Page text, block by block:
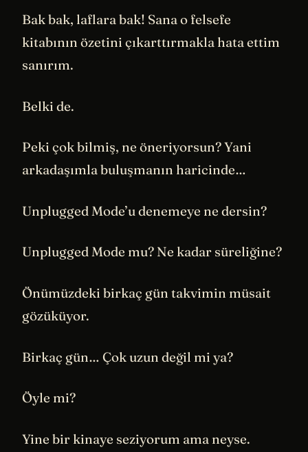
Bak bak, laflara bak! Sana o felsefe
kitabının özetini çıkarttırmakla hata ettim
sanırım.
Belki de.
Peki çok bilmiş, ne öneriyorsun? Yani
arkadaşımla buluşmanın haricinde…
Unplugged Mode’u denemeye ne dersin?
Unplugged Mode mu? Ne kadar süreliğine?
Önümüzdeki birkaç gün takvimin müsait
gözüküyor.
Birkaç gün… Çok uzun değil mi ya?
Öyle mi?
Yine bir kinaye seziyorum ama neyse.